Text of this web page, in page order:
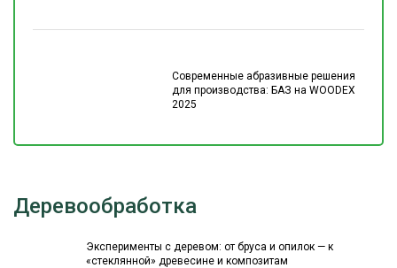
Современные абразивные решения
для производства: БАЗ на WOODEX
2025
Деревообработка
Эксперименты с деревом: от бруса и опилок — к
«стеклянной» древесине и композитам